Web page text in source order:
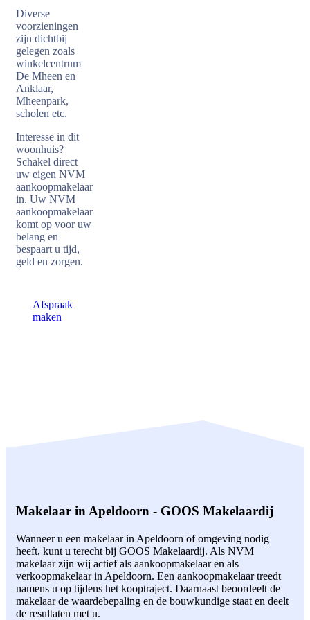
Diverse
voorzieningen
zijn dichtbij
gelegen zoals
winkelcentrum
De Mheen en
Anklaar,
Mheenpark,
scholen etc.
Interesse in dit
woonhuis?
Schakel direct
uw eigen NVM
aankoopmakelaar
in. Uw NVM
aankoopmakelaar
komt op voor uw
belang en
bespaart u tijd,
geld en zorgen.
Afspraak
maken
Makelaar in Apeldoorn - GOOS Makelaardij
Wanneer u een makelaar in Apeldoorn of omgeving nodig
heeft, kunt u terecht bij GOOS Makelaardij. Als NVM
makelaar zijn wij actief als aankoopmakelaar en als
verkoopmakelaar in Apeldoorn. Een aankoopmakelaar treedt
namens u op tijdens het kooptraject. Daarnaast beoordeelt de
makelaar de waardebepaling en de bouwkundige staat en deelt
de resultaten met u.